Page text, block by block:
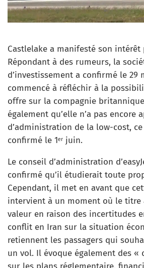
Castlelake a manifesté son intérêt
Répondant à des rumeurs, la
d’investissement a confirmé le 29
commencé à réfléchir à la
offre sur la compagnie
également qu’elle n’a pas encore
d’administration de la low-cost,
confirmé le 1er juin.
Le conseil d’administration
confirmé qu’il étudierait toute
Cependant, il met en avant que
intervient à un moment où le titre
valeur en raison des incertitudes
conflit en Iran sur la situation
retiennent les passagers qui
un vol. Il évoque également des «